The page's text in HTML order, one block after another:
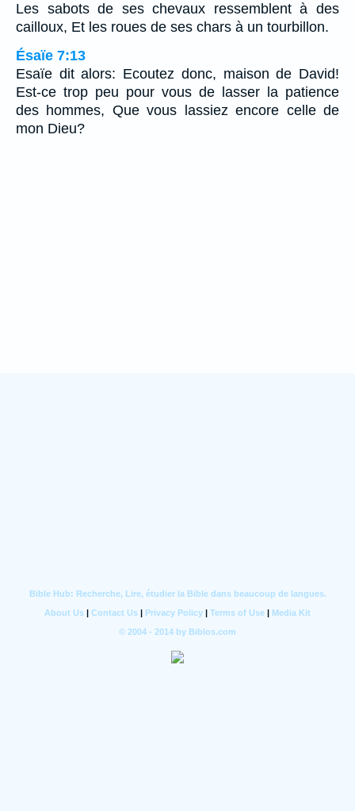
Les sabots de ses chevaux ressemblent à des
cailloux, Et les roues de ses chars à un tourbillon.
Ésaïe 7:13
Esaïe dit alors: Ecoutez donc, maison de David!
Est-ce trop peu pour vous de lasser la patience
des hommes, Que vous lassiez encore celle de
mon Dieu?